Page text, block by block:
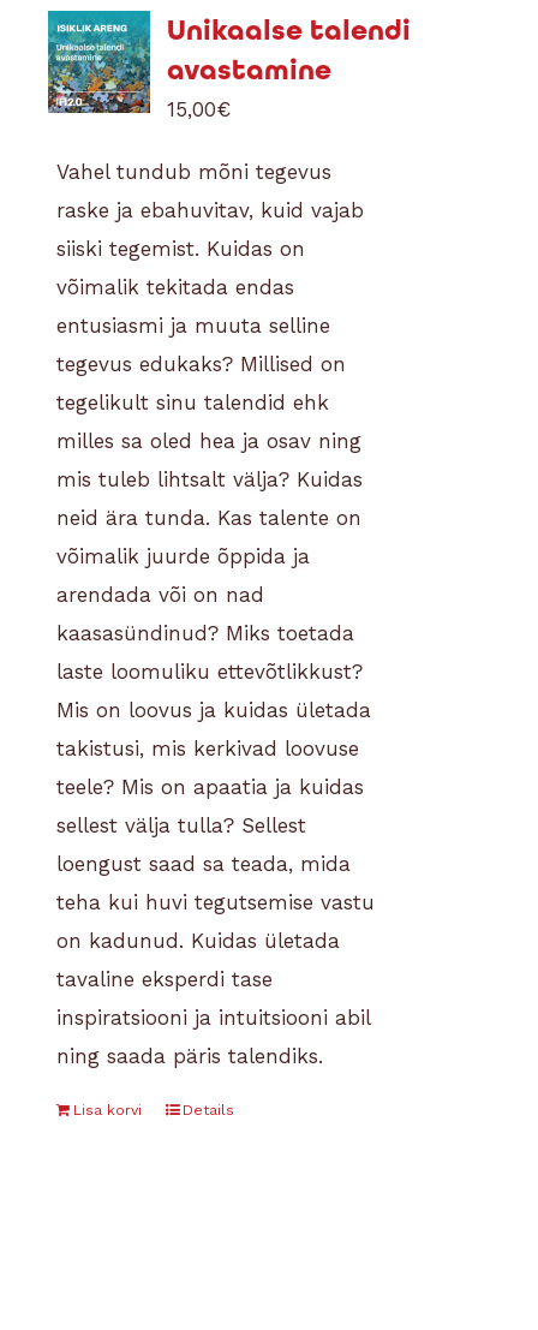
Unikaalse talendi
avastamine
15,00€
Vahel tundub mõni tegevus
raske ja ebahuvitav, kuid vajab
siiski tegemist. Kuidas on
võimalik tekitada endas
entusiasmi ja muuta selline
tegevus edukaks? Millised on
tegelikult sinu talendid ehk
milles sa oled hea ja osav ning
mis tuleb lihtsalt välja? Kuidas
neid ära tunda. Kas talente on
võimalik juurde õppida ja
arendada või on nad
kaasasündinud? Miks toetada
laste loomuliku ettevõtlikkust?
Mis on loovus ja kuidas ületada
takistusi, mis kerkivad loovuse
teele? Mis on apaatia ja kuidas
sellest välja tulla? Sellest
loengust saad sa teada, mida
teha kui huvi tegutsemise vastu
on kadunud. Kuidas ületada
tavaline eksperdi tase
inspiratsiooni ja intuitsiooni abil
ning saada päris talendiks.
Lisa korvi Details